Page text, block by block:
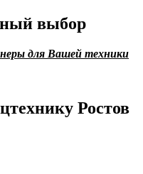
выбор
для Вашей техники
Ростов